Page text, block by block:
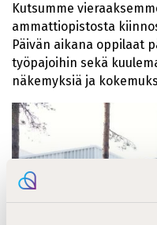
Kutsumme
ammattiopistosta
Päivän aikana oppilaat
työpajoihin sekä
näkemyksiä ja